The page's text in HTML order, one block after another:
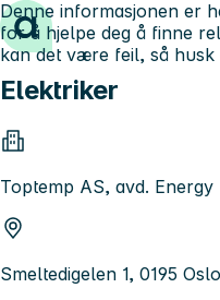
Hopp til innhold
Elektriker
Toptemp AS, avd. Energy
Smeltedigelen 1, 0195 Oslo
Denne informasjonen er
for å hjelpe deg å finne
kan det være feil, så husk